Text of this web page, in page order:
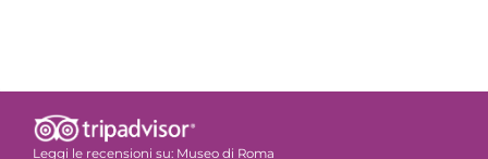
Leggi le recensioni su: Museo di Roma